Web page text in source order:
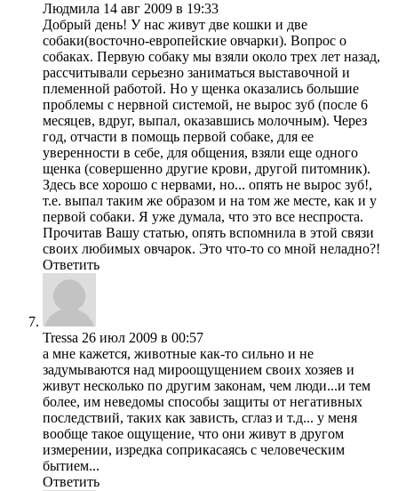
Людмила 14 авг 2009 в 19:33
Добрый день! У нас живут две кошки и две
собаки(восточно-европейские овчарки). Вопрос о
собаках. Первую собаку мы взяли около трех лет назад,
рассчитывали серьезно заниматься выставочной и
племенной работой. Но у щенка оказались большие
проблемы с нервной системой, не вырос зуб (после 6
месяцев, вдруг, выпал, оказавшись молочным). Через
год, отчасти в помощь первой собаке, для ее
уверенности в себе, для общения, взяли еще одного
щенка (совершенно другие крови, другой питомник).
Здесь все хорошо с нервами, но... опять не вырос зуб!,
т.е. выпал таким же образом и на том же месте, как и у
первой собаки. Я уже думала, что это все неспроста.
Прочитав Вашу статью, опять вспомнила в этой связи
своих любимых овчарок. Это что-то со мной неладно?!
Ответить
Tressa 26 июл 2009 в 00:57
а мне кажется, животные как-то сильно и не
задумываются над мироощущением своих хозяев и
живут несколько по другим законам, чем люди...и тем
более, им неведомы способы защиты от негативных
последствий, таких как зависть, сглаз и т.д... у меня
вообще такое ощущение, что они живут в другом
измерении, изредка соприкасаясь с человеческим
бытием...
Ответить